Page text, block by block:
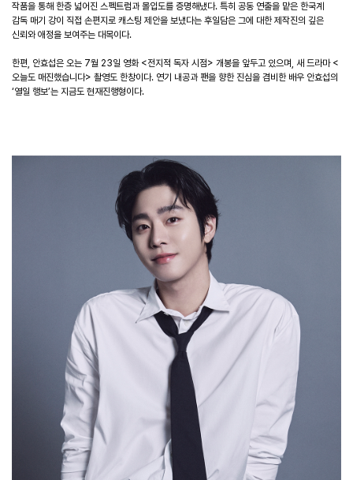
작품을 통해 한층 넓어진 스펙트럼과 몰입도를 증명해냈다. 특히 공동 연출을 맡은 한국계
감독 매기 강이 직접 손편지로 캐스팅 제안을 보냈다는 후일담은 그에 대한 제작진의 깊은
신뢰와 애정을 보여주는 대목이다.
한편, 안효섭은 오는 7월 23일 영화 <전지적 독자 시점> 개봉을 앞두고 있으며, 새 드라마 <
오늘도 매진했습니다> 촬영도 한창이다. 연기 내공과 팬을 향한 진심을 겸비한 배우 안효섭의
‘열일 행보’는 지금도 현재진행형이다.